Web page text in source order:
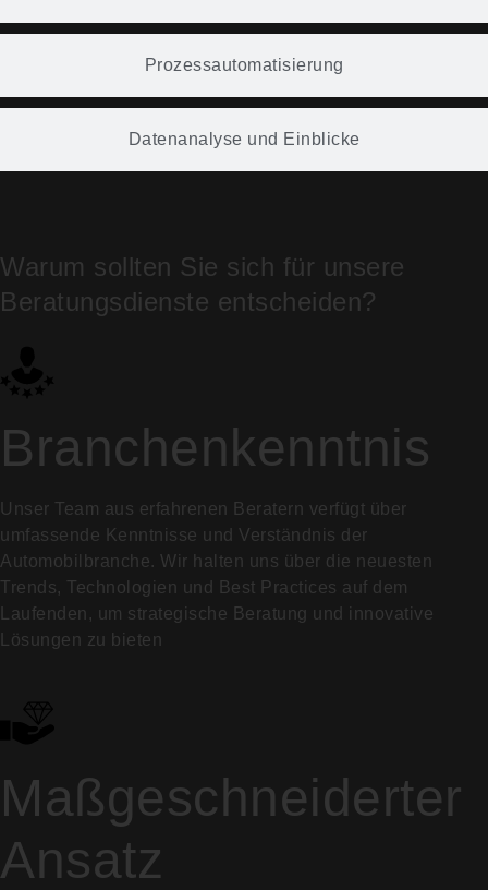
Prozessautomatisierung
Datenanalyse und Einblicke
Warum sollten Sie sich für unsere
Beratungsdienste entscheiden?
Branchenkenntnis
Unser Team aus erfahrenen Beratern verfügt über
umfassende Kenntnisse und Verständnis der
Automobilbranche. Wir halten uns über die neuesten
Trends, Technologien und Best Practices auf dem
Laufenden, um strategische Beratung und innovative
Lösungen zu bieten
Maßgeschneiderter
Ansatz